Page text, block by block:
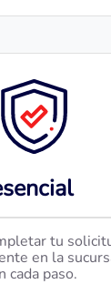
tu
en la
cada paso.